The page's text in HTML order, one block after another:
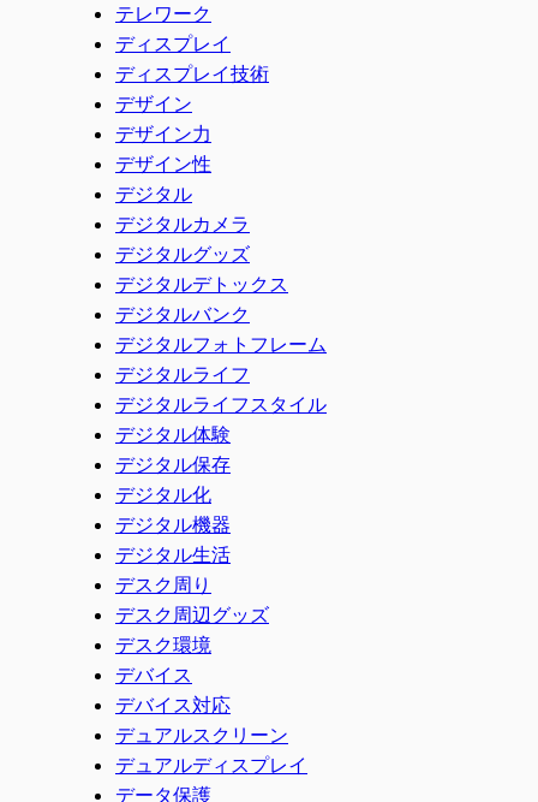
テレワーク
ディスプレイ
ディスプレイ技術
デザイン
デザイン力
デザイン性
デジタル
デジタルカメラ
デジタルグッズ
デジタルデトックス
デジタルバンク
デジタルフォトフレーム
デジタルライフ
デジタルライフスタイル
デジタル体験
デジタル保存
デジタル化
デジタル機器
デジタル生活
デスク周り
デスク周辺グッズ
デスク環境
デバイス
デバイス対応
デュアルスクリーン
デュアルディスプレイ
データ保護